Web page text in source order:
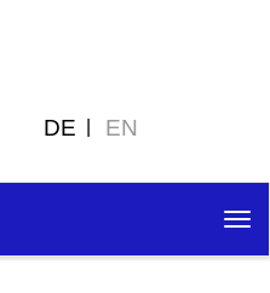
DE EN